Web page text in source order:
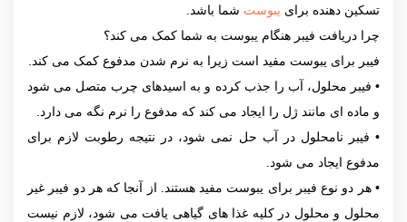
تسکین دهنده برای یبوست شما باشد.
چرا دریافت فیبر هنگام یبوست به شما کمک می کند؟
فیبر برای یبوست مفید است زیرا به نرم شدن مدفوع کمک می کند.
• فیبر محلول، آب را جذب کرده و به اسیدهای چرب متصل می شود
و ماده ای مانند ژل را ایجاد می کند که مدفوع را نرم نگه می دارد.
• فیبر نامحلول در آب حل نمی شود، در نتیجه رطوبت لازم برای
مدفوع ایجاد می شود.
• هر دو نوع فیبر برای یبوست مفید هستند. از آنجا که هر دو فیبر غیر
محلول و محلول در کلیه غذا های گیاهی یافت می شود، لازم نیست